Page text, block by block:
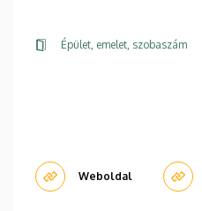
Épület, emelet, szobaszám
Weboldal